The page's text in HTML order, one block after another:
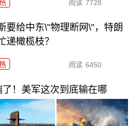
阅读 7728
要给中东\"物理断网\"，特朗
递橄榄枝？
阅读 6450
！美军这次到底输在哪